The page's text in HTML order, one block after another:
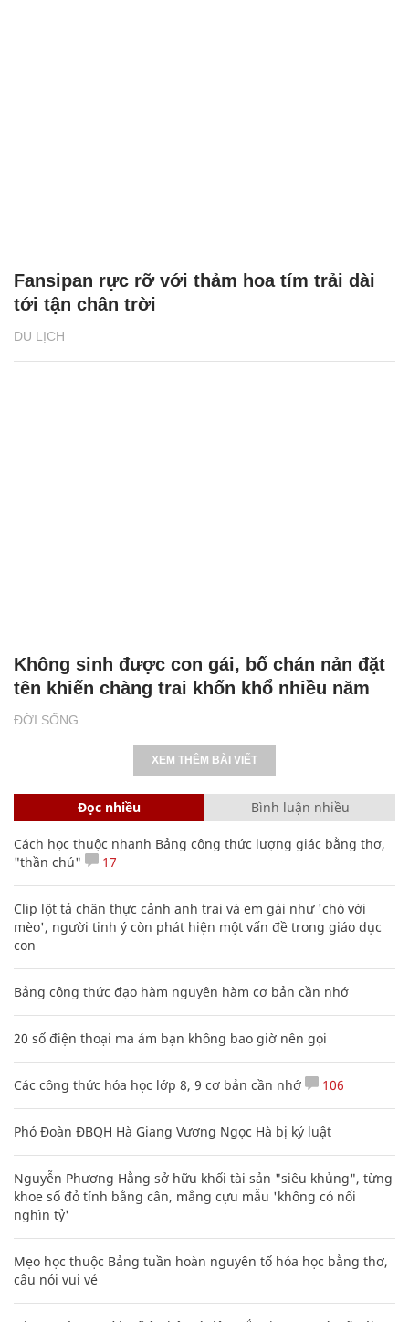
DU LỊCH
Fansipan rực rỡ với thảm hoa tím trải dài
tới tận chân trời
ĐỜI SỐNG
Không sinh được con gái, bố chán nản đặt
tên khiến chàng trai khốn khổ nhiều năm
XEM THÊM BÀI VIẾT
Đọc nhiều Bình luận nhiều
Cách học thuộc nhanh Bảng công thức lượng giác bằng thơ,
"thần chú"
17
Clip lột tả chân thực cảnh anh trai và em gái như 'chó với
mèo', người tinh ý còn phát hiện một vấn đề trong giáo dục
con
Bảng công thức đạo hàm nguyên hàm cơ bản cần nhớ
20 số điện thoại ma ám bạn không bao giờ nên gọi
Các công thức hóa học lớp 8, 9 cơ bản cần nhớ 106
Phó Đoàn ĐBQH Hà Giang Vương Ngọc Hà bị kỷ luật
Nguyễn Phương Hằng sở hữu khối tài sản "siêu khủng", từng
khoe sổ đỏ tính bằng cân, mắng cựu mẫu 'không có nổi
nghìn tỷ'
Mẹo học thuộc Bảng tuần hoàn nguyên tố hóa học bằng thơ,
câu nói vui vẻ